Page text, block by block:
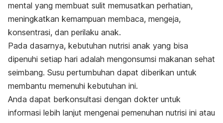
mental yang membuat sulit memusatkan perhatian,
meningkatkan kemampuan membaca, mengeja,
konsentrasi, dan perilaku anak.
Pada dasarnya, kebutuhan nutrisi anak yang bisa
dipenuhi setiap hari adalah mengonsumsi makanan sehat
seimbang. Susu pertumbuhan dapat diberikan untuk
membantu memenuhi kebutuhan ini.
Anda dapat berkonsultasi dengan dokter untuk
informasi lebih lanjut mengenai pemenuhan nutrisi ini atau